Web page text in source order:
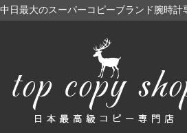
中日最大のスーパーコピーブランド腕時